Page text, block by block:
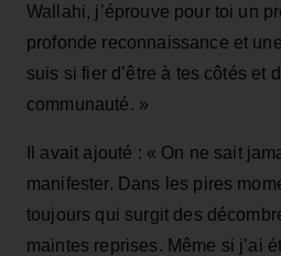
Wallahi, j’éprouve pour toi un
profonde reconnaissance et
suis si fier d’être à tes côtés et
communauté. »
Il avait ajouté : « On ne sait
manifester. Dans les pires
toujours qui surgit des
maintes reprises. Même si j’ai